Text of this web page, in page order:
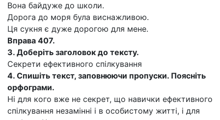
Вона байдуже до школи.
Дорога до моря була виснажливою.
Ця сукня є дуже дорогою для мене.
Вправа 407.
3. Доберіть заголовок до тексту.
Секрети ефективного спілкування
4. Спишіть текст, заповнюючи пропуски. Поясніть
орфограми.
Ні для кого вже не секрет, що навички ефективного
спілкування незамінні і в особистому житті, і для